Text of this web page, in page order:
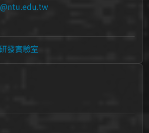
發實驗室